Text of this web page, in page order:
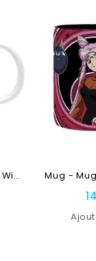
Mug - Mug(s) - Fourth Wing...